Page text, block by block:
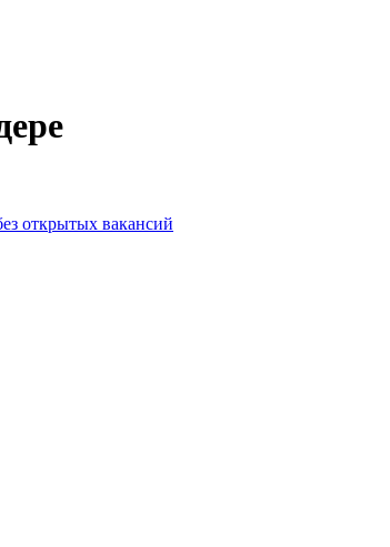
открытых вакансий